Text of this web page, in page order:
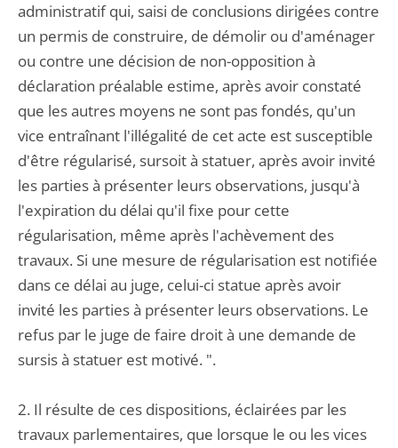
administratif qui, saisi de conclusions dirigées contre
un permis de construire, de démolir ou d'aménager
ou contre une décision de non-opposition à
déclaration préalable estime, après avoir constaté
que les autres moyens ne sont pas fondés, qu'un
vice entraînant l'illégalité de cet acte est susceptible
d'être régularisé, sursoit à statuer, après avoir invité
les parties à présenter leurs observations, jusqu'à
l'expiration du délai qu'il fixe pour cette
régularisation, même après l'achèvement des
travaux. Si une mesure de régularisation est notifiée
dans ce délai au juge, celui-ci statue après avoir
invité les parties à présenter leurs observations. Le
refus par le juge de faire droit à une demande de
sursis à statuer est motivé. ".
2. Il résulte de ces dispositions, éclairées par les
travaux parlementaires, que lorsque le ou les vices